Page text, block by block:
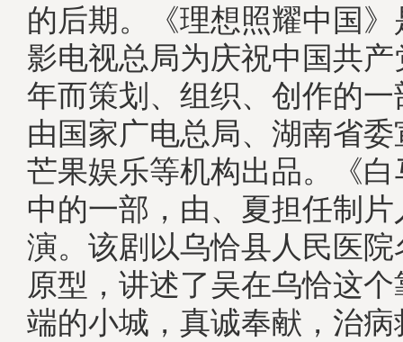
的后期。《理想照耀中国
影电视总局为庆祝中国共产
年而策划、组织、创作的
由国家广电总局、湖南省
芒果娱乐等机构出品。《
中的一部，由、夏担任制
演。该剧以乌恰县人民医
原型，讲述了吴在乌恰这
端的小城，真诚奉献，治